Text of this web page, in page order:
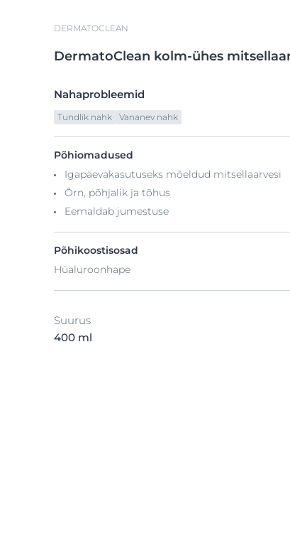
DERMATOCLEAN
DermatoClean kolm-ühes
Nahaprobleemid
Tundlik nahk Vananev nahk
Põhiomadused
Igapäevakasutuseks mõeldud mitsellaarvesi
Õrn, põhjalik ja tõhus
Eemaldab jumestuse
Põhikoostisosad
Hüaluroonhape
Suurus
400 ml